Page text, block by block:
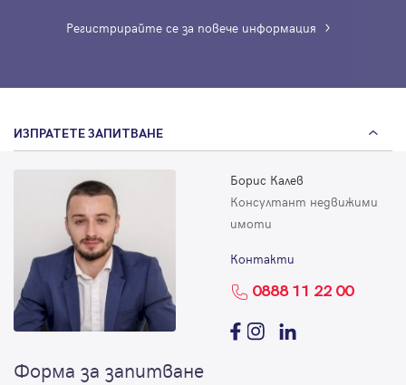
Регистрирайте се за повече информация
ИЗПРАТЕТЕ ЗАПИТВАНЕ
Борис Калев
Консултант недвижими
имоти
Контакти
0888 11 22 00
Форма за запитване